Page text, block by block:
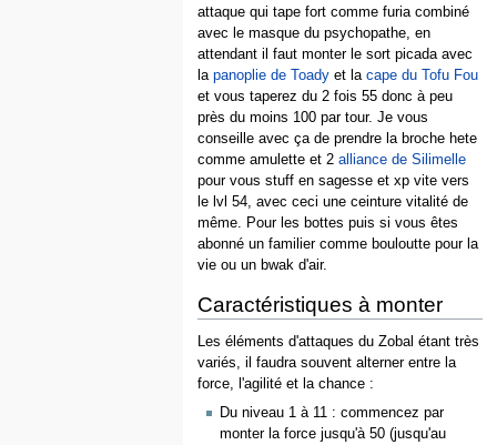
attaque qui tape fort comme furia combiné
avec le masque du psychopathe, en
attendant il faut monter le sort picada avec
la panoplie de Toadyet la cape du Tofu Fou
et vous taperez du 2 fois 55 donc à peu
près du moins 100 par tour. Je vous
conseille avec ça de prendre la broche hete
comme amulette et 2 alliance de Silimelle
pour vous stuff en sagesse et xp vite vers
le lvl 54, avec ceci une ceinture vitalité de
même. Pour les bottes puis si vous êtes
abonné un familier comme bouloutte pour la
vie ou un bwak d'air.
Caractéristiques à monter
Les éléments d'attaques du Zobal étant très
variés, il faudra souvent alterner entre la
force, l'agilité et la chance :
Du niveau 1 à 11 : commencez par
monter la force jusqu'à 50 (jusqu'au